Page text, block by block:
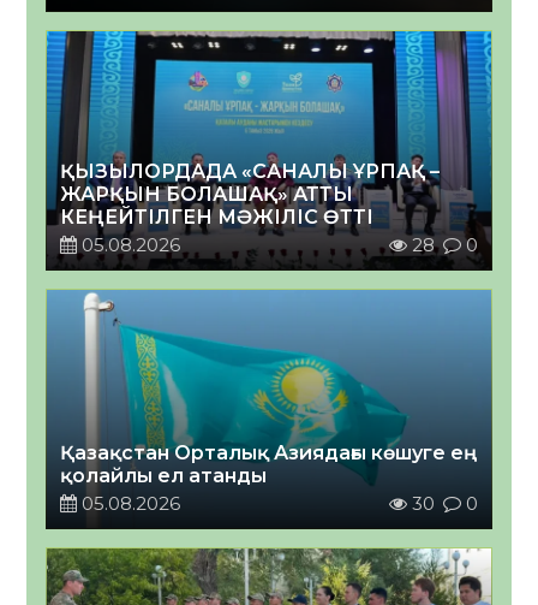
ҚЫЗЫЛОРДАДА «САНАЛЫ ҰРПАҚ –
ЖАРҚЫН БОЛАШАҚ» АТТЫ
КЕҢЕЙТІЛГЕН МӘЖІЛІС ӨТТІ
05.08.2026
28 0
Қазақстан Орталық Азиядағы көшуге ең
қолайлы ел атанды
05.08.2026
30 0